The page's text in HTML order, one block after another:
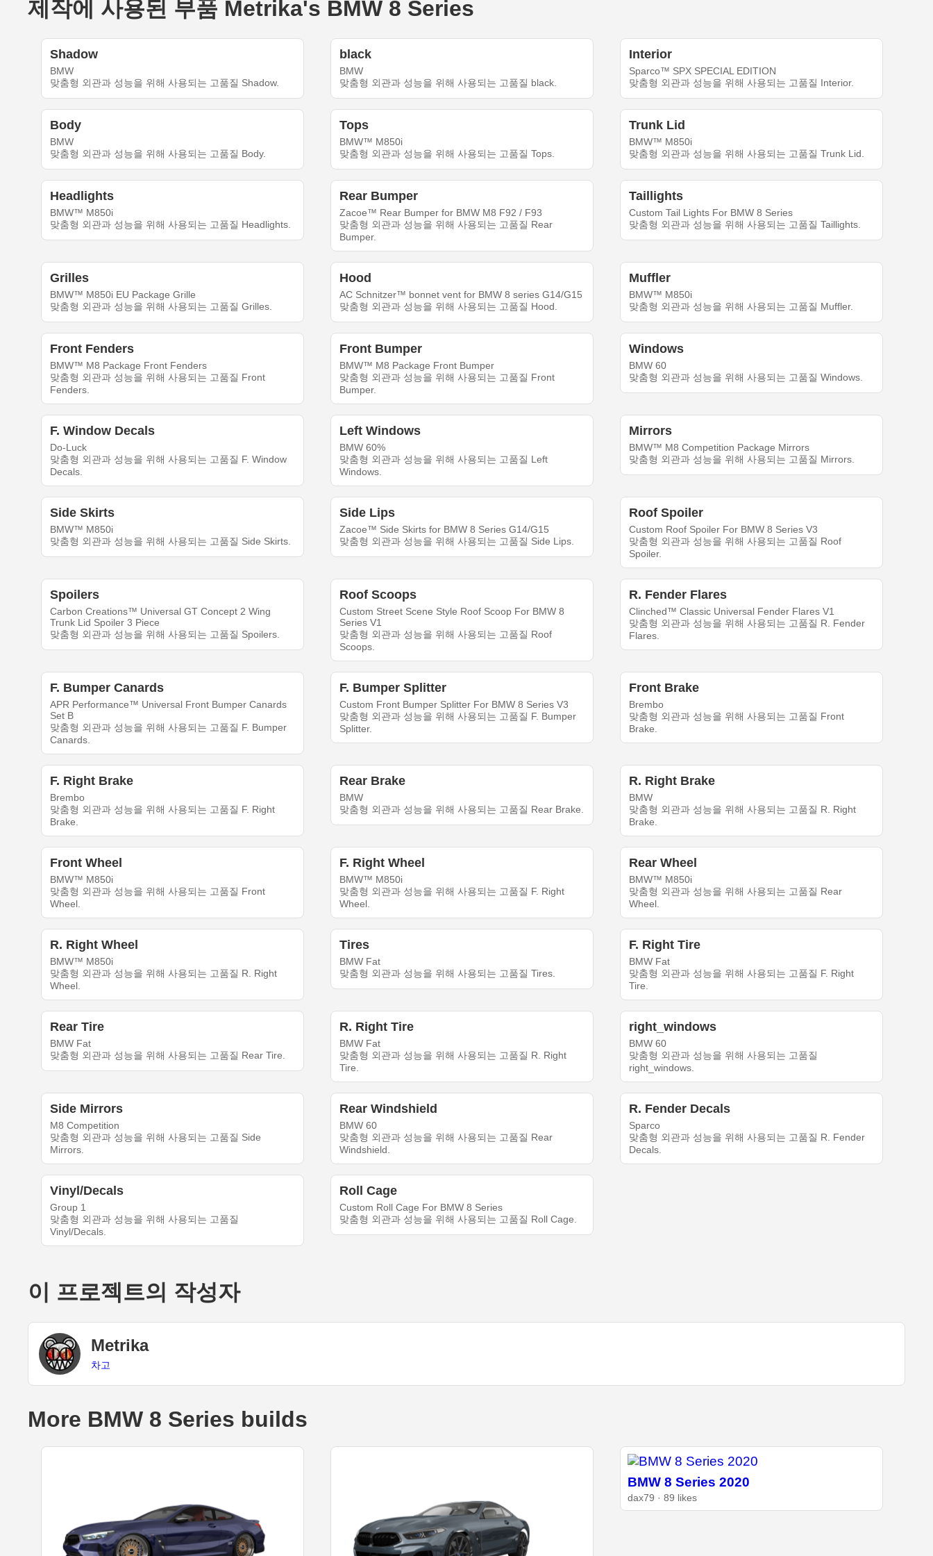
제작에 사용된 부품 Metrika's BMW 8 Series
Shadow
BMW
맞춤형 외관과 성능을 위해 사용되는 고품질 Shadow.
black
BMW
맞춤형 외관과 성능을 위해 사용되는 고품질 black.
Interior
Sparco™ SPX SPECIAL EDITION
맞춤형 외관과 성능을 위해 사용되는 고품질 Interior.
Body
BMW
맞춤형 외관과 성능을 위해 사용되는 고품질 Body.
Tops
BMW™ M850i
맞춤형 외관과 성능을 위해 사용되는 고품질 Tops.
Trunk Lid
BMW™ M850i
맞춤형 외관과 성능을 위해 사용되는 고품질 Trunk Lid.
Headlights
BMW™ M850i
맞춤형 외관과 성능을 위해 사용되는 고품질 Headlights.
Rear Bumper
Zacoe™ Rear Bumper for BMW M8 F92 / F93
맞춤형 외관과 성능을 위해 사용되는 고품질 Rear
Bumper.
Taillights
Custom Tail Lights For BMW 8 Series
맞춤형 외관과 성능을 위해 사용되는 고품질 Taillights.
Grilles
BMW™ M850i EU Package Grille
맞춤형 외관과 성능을 위해 사용되는 고품질 Grilles.
Hood
AC Schnitzer™ bonnet vent for BMW 8 series G14/G15
맞춤형 외관과 성능을 위해 사용되는 고품질 Hood.
Muffler
BMW™ M850i
맞춤형 외관과 성능을 위해 사용되는 고품질 Muffler.
Front Fenders
BMW™ M8 Package Front Fenders
맞춤형 외관과 성능을 위해 사용되는 고품질 Front
Fenders.
Front Bumper
BMW™ M8 Package Front Bumper
맞춤형 외관과 성능을 위해 사용되는 고품질 Front
Bumper.
Windows
BMW 60
맞춤형 외관과 성능을 위해 사용되는 고품질 Windows.
F. Window Decals
Do-Luck
맞춤형 외관과 성능을 위해 사용되는 고품질 F. Window
Decals.
Left Windows
BMW 60%
맞춤형 외관과 성능을 위해 사용되는 고품질 Left
Windows.
Mirrors
BMW™ M8 Competition Package Mirrors
맞춤형 외관과 성능을 위해 사용되는 고품질 Mirrors.
Side Skirts
BMW™ M850i
맞춤형 외관과 성능을 위해 사용되는 고품질 Side Skirts.
Side Lips
Zacoe™ Side Skirts for BMW 8 Series G14/G15
맞춤형 외관과 성능을 위해 사용되는 고품질 Side Lips.
Roof Spoiler
Custom Roof Spoiler For BMW 8 Series V3
맞춤형 외관과 성능을 위해 사용되는 고품질 Roof
Spoiler.
Spoilers
Carbon Creations™ Universal GT Concept 2 Wing
Trunk Lid Spoiler 3 Piece
맞춤형 외관과 성능을 위해 사용되는 고품질 Spoilers.
Roof Scoops
Custom Street Scene Style Roof Scoop For BMW 8
Series V1
맞춤형 외관과 성능을 위해 사용되는 고품질 Roof
Scoops.
R. Fender Flares
Clinched™ Classic Universal Fender Flares V1
맞춤형 외관과 성능을 위해 사용되는 고품질 R. Fender
Flares.
F. Bumper Canards
APR Performance™ Universal Front Bumper Canards
Set B
맞춤형 외관과 성능을 위해 사용되는 고품질 F. Bumper
Canards.
F. Bumper Splitter
Custom Front Bumper Splitter For BMW 8 Series V3
맞춤형 외관과 성능을 위해 사용되는 고품질 F. Bumper
Splitter.
Front Brake
Brembo
맞춤형 외관과 성능을 위해 사용되는 고품질 Front
Brake.
F. Right Brake
Brembo
맞춤형 외관과 성능을 위해 사용되는 고품질 F. Right
Brake.
Rear Brake
BMW
맞춤형 외관과 성능을 위해 사용되는 고품질 Rear Brake.
R. Right Brake
BMW
맞춤형 외관과 성능을 위해 사용되는 고품질 R. Right
Brake.
Front Wheel
BMW™ M850i
맞춤형 외관과 성능을 위해 사용되는 고품질 Front
Wheel.
F. Right Wheel
BMW™ M850i
맞춤형 외관과 성능을 위해 사용되는 고품질 F. Right
Wheel.
Rear Wheel
BMW™ M850i
맞춤형 외관과 성능을 위해 사용되는 고품질 Rear
Wheel.
R. Right Wheel
BMW™ M850i
맞춤형 외관과 성능을 위해 사용되는 고품질 R. Right
Wheel.
Tires
BMW Fat
맞춤형 외관과 성능을 위해 사용되는 고품질 Tires.
F. Right Tire
BMW Fat
맞춤형 외관과 성능을 위해 사용되는 고품질 F. Right
Tire.
Rear Tire
BMW Fat
맞춤형 외관과 성능을 위해 사용되는 고품질 Rear Tire.
R. Right Tire
BMW Fat
맞춤형 외관과 성능을 위해 사용되는 고품질 R. Right
Tire.
right_windows
BMW 60
맞춤형 외관과 성능을 위해 사용되는 고품질
right_windows.
Side Mirrors
M8 Competition
맞춤형 외관과 성능을 위해 사용되는 고품질 Side
Mirrors.
Rear Windshield
BMW 60
맞춤형 외관과 성능을 위해 사용되는 고품질 Rear
Windshield.
R. Fender Decals
Sparco
맞춤형 외관과 성능을 위해 사용되는 고품질 R. Fender
Decals.
Vinyl/Decals
Group 1
맞춤형 외관과 성능을 위해 사용되는 고품질
Vinyl/Decals.
Roll Cage
Custom Roll Cage For BMW 8 Series
맞춤형 외관과 성능을 위해 사용되는 고품질 Roll Cage.
이 프로젝트의 작성자
Metrika
차고
More BMW 8 Series builds
BMW 8 Series 2020
dax79 · 89 likes